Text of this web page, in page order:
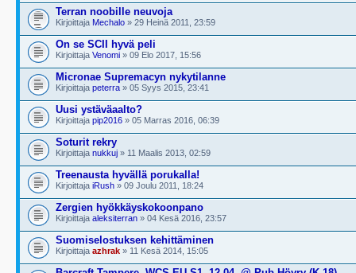
Terran noobille neuvoja
Kirjoittaja Mechalo » 29 Heinä 2011, 23:59
On se SCII hyvä peli
Kirjoittaja Venomi » 09 Elo 2017, 15:56
Micronae Supremacyn nykytilanne
Kirjoittaja peterra » 05 Syys 2015, 23:41
Uusi ystäväaalto?
Kirjoittaja pip2016 » 05 Marras 2016, 06:39
Soturit rekry
Kirjoittaja nukkuj » 11 Maalis 2013, 02:59
Treenausta hyvällä porukalla!
Kirjoittaja iRush » 09 Joulu 2011, 18:24
Zergien hyökkäyskokoonpano
Kirjoittaja aleksiterran » 04 Kesä 2016, 23:57
Suomiselostuksen kehittäminen
Kirjoittaja azhrak » 11 Kesä 2014, 15:05